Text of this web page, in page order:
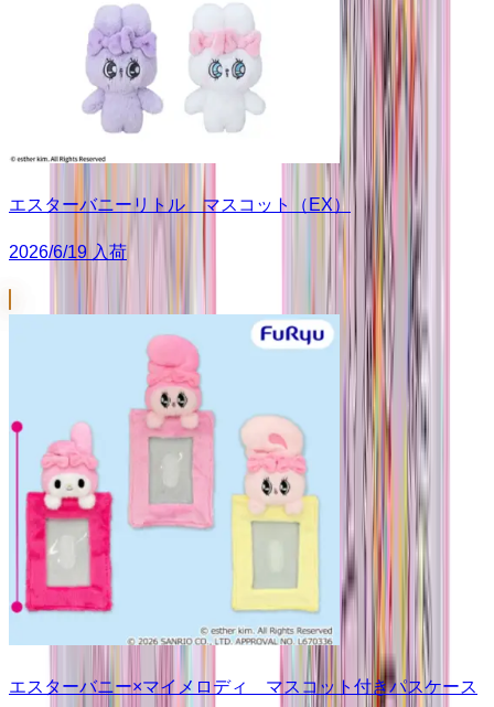
エスターバニーリトル マスコット（EX）
2026/6/19 入荷
エスターバニー×マイメロディ マスコット付きパスケース